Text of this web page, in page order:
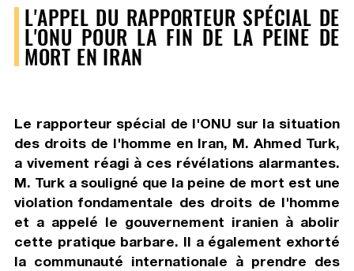
L'APPEL DU RAPPORTEUR SPÉCIAL DE
L'ONU POUR LA FIN DE LA PEINE DE
MORT EN IRAN
Le rapporteur spécial de l'ONU sur la situation
des droits de l'homme en Iran, M. Ahmed Turk,
a vivement réagi à ces révélations alarmantes.
M. Turk a souligné que la peine de mort est une
violation fondamentale des droits de l'homme
et a appelé le gouvernement iranien à abolir
cette pratique barbare. Il a également exhorté
la communauté internationale à prendre des